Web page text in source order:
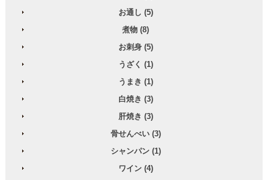
お通し (5)
煮物 (8)
お刺身 (5)
うざく (1)
うまき (1)
白焼き (3)
肝焼き (3)
骨せんべい (3)
シャンパン (1)
ワイン (4)